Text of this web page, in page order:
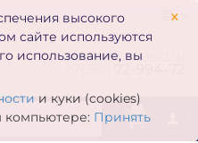
×
высокого
сайте используются
использование, вы
и куки (cookies)
компьютере: Принять
zakaz@inmarkon.ru
0